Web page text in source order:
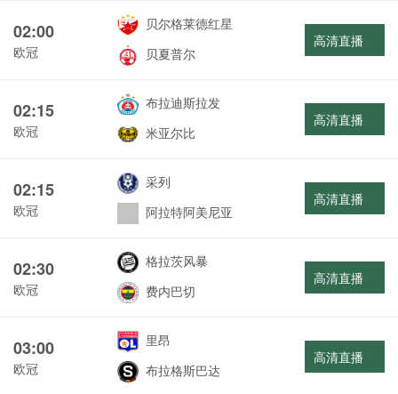
02:00
欧冠
贝尔格莱德红星
贝夏普尔
高清直播
02:15
欧冠
布拉迪斯拉发
米亚尔比
高清直播
02:15
欧冠
采列
阿拉特阿美尼亚
高清直播
02:30
欧冠
格拉茨风暴
费内巴切
高清直播
03:00
欧冠
里昂
布拉格斯巴达
高清直播